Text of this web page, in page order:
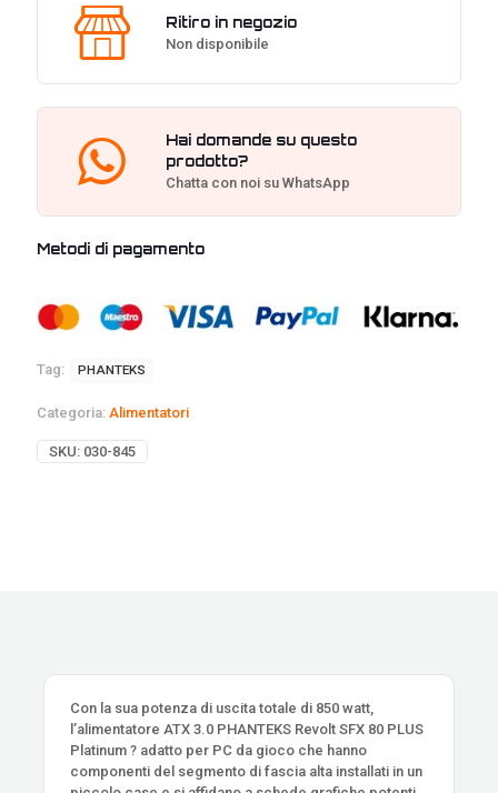
Ritiro in negozio
Non disponibile
Hai domande su questo
prodotto?
Chatta con noi su WhatsApp
Metodi di pagamento
Tag: PHANTEKS
Categoria: Alimentatori
SKU: 030-845
Con la sua potenza di uscita totale di 850 watt,
l’alimentatore ATX 3.0 PHANTEKS Revolt SFX 80 PLUS
Platinum ? adatto per PC da gioco che hanno
componenti del segmento di fascia alta installati in un